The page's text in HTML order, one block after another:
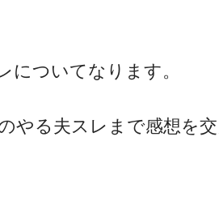
についてなります。
やる夫スレまで感想を